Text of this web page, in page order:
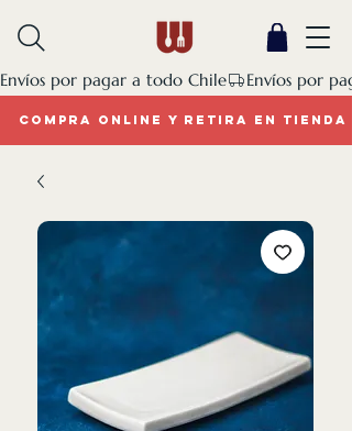
Envíos por pagar a todo Chile
COMPRA ONLINE Y RETIRA EN TIENDA